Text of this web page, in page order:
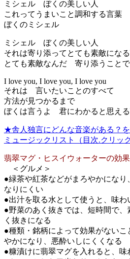
ミシェル ぼくの美しい人
これってうまいこと調和する言葉
ぼくのミシェル
ミシェル ぼくの美しい人
それは寄り添ってとても素敵
とても素敵なんだ 寄り添うこと
I love you, I love you, I love you
それは 言いたいことのすべて
方法が見つかるまで
ぼくは言うよ 君にわかると思え
★舎人独言にどんな音楽がある？
ミュージックリスト（目次.クリッ
翡翠マグ・ヒスイウォーターの効果
＜グルメ＞
●緑茶や紅茶などがまろやかになり
なりにくい
●出汁を取る水として使うと、味わ
●野菜のあく抜きでは、短時間で
く抜きになる
●種類・銘柄によって効果がないこ
やかになり、悪酔いしにくくなる
●糠漬けに翡翠マグを入れると、味